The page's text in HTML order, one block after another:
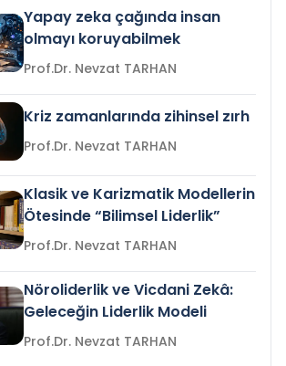
Yapay zeka çağında insan
olmayı koruyabilmek
Prof.Dr. Nevzat TARHAN
Kriz zamanlarında zihinsel zırh
Prof.Dr. Nevzat TARHAN
Klasik ve Karizmatik Modellerin
Ötesinde “Bilimsel Liderlik”
Prof.Dr. Nevzat TARHAN
Nöroliderlik ve Vicdani Zekâ:
Geleceğin Liderlik Modeli
Prof.Dr. Nevzat TARHAN